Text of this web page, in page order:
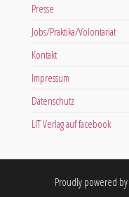
Presse
Jobs/Praktika/Volontariat
Kontakt
Impressum
Datenschutz
LIT Verlag auf facebook
Proudly powered by